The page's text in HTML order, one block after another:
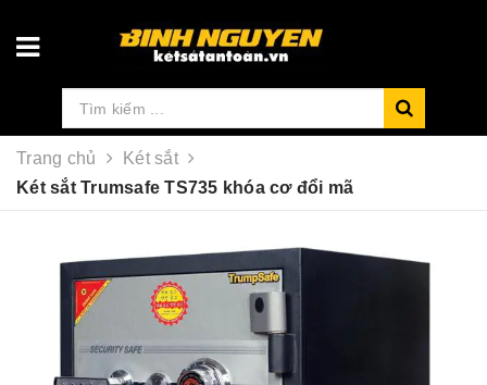
Trang chủ
Két sắt
Két sắt Trumsafe TS735 khóa cơ đổi mã